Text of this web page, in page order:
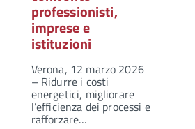
professionisti,
imprese e
istituzioni
Verona, 12 marzo 2026
– Ridurre i costi
energetici, migliorare
l’efficienza dei processi e
rafforzare…